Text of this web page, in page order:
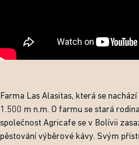
Farma Las Alasitas, která se
1.500 m n.m. O farmu se stará
společnost Agricafe se v Bolívii
pěstování výběrové kávy. Svým